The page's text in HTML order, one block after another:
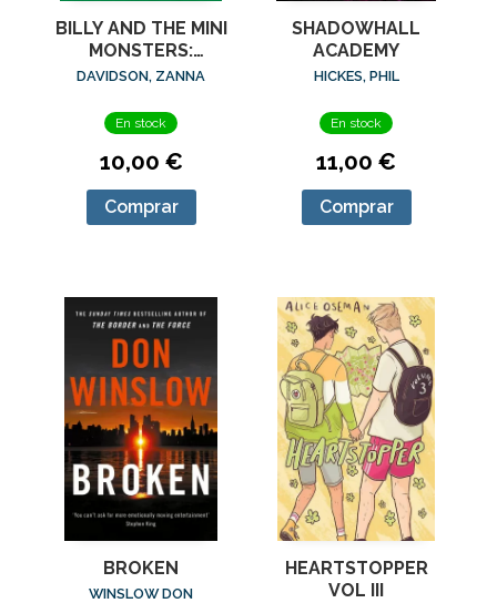
BILLY AND THE MINI
MONSTERS:
MONSTERS AT THE
DAVIDSON, ZANNA
En stock
10,00 €
Comprar
SHADOWHALL
ACADEMY
HICKES, PHIL
En stock
11,00 €
Comprar
BROKEN
WINSLOW DON
HEARTSTOPPER
VOL III